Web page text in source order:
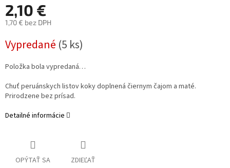
2,10 €
1,70 € bez DPH
cena:
Vypredané (5 ks)
Položka bola vypredaná…
Chuť peruánskych listov koky doplnená čiernym čajom a maté.
Prirodzene bez prísad.
Detailné informácie
OPÝTAŤ SA ZDIEĽAŤ